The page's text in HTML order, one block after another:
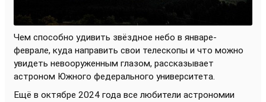
Чем способно удивить звёздное небо в январе-
феврале, куда направить свои телескопы и что можно
увидеть невооруженным глазом, рассказывает
астроном Южного федерального университета.
Ещё в октябре 2024 года все любители астрономии